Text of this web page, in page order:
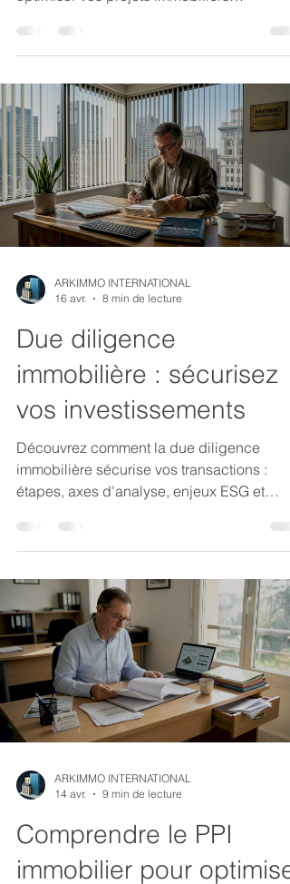
ARKIMMO INTERNATIONAL
16 avr.
8 min de lecture
Due diligence
immobilière : sécurisez
vos investissements
Découvrez comment la due diligence
immobilière sécurise vos transactions :
étapes, axes d'analyse, enjeux ESG et
fiables.
ARKIMMO INTERNATIONAL
14 avr.
9 min de lecture
Comprendre le PPI
immobilier pour optimiser